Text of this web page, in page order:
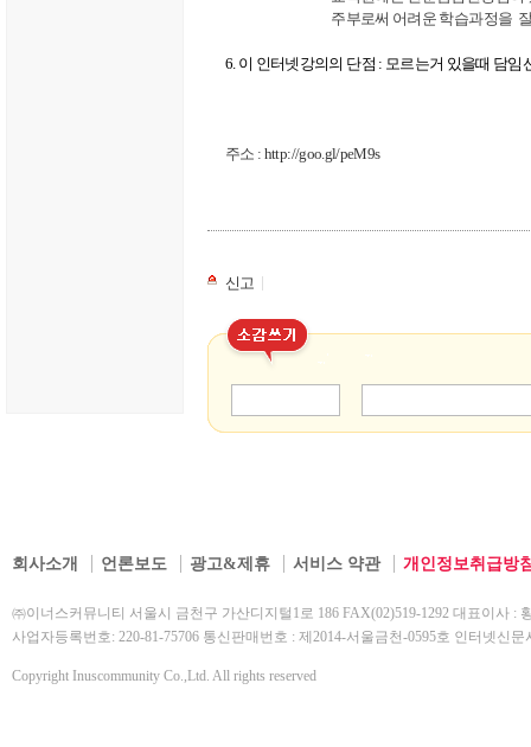
주부로써 어려운 학습과정을 잘
6. 이 인터넷강의의 단점 : 모르는거 있을때 담
주소 : http://goo.gl/peM9s
신고 |